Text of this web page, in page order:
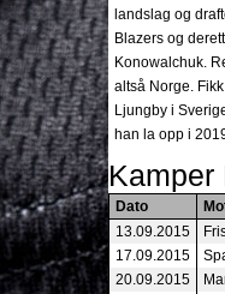
landslag og
Blazers og
Konowalchuk.
altså Norge.
Ljungby i
han la opp i
Kamper
Dato
13.09.2015
17.09.2015
20.09.2015